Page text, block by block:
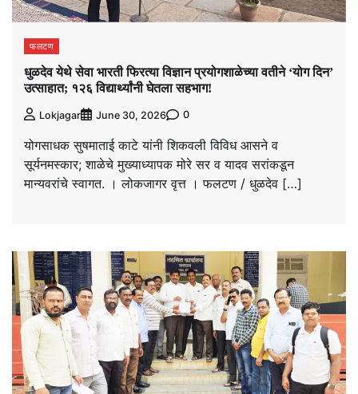
फलटण
धुळदेव येथे सेवा भारती फिरत्या विज्ञान प्रयोगशाळेच्या वतीने ‘योग दिन’
उत्साहात; १२६ विद्यार्थ्यांनी घेतला सहभाग!
Lokjagar June 30, 2026 0
योगसाधक सुषमाताई काटे यांनी शिकवली विविध आसने व
सूर्यनमस्कार; शाळेचे मुख्याध्यापक मोरे सर व यादव सरांकडून
मान्यवरांचे स्वागत. । लोकजागर वृत्त । फलटण / धुळदेव […]